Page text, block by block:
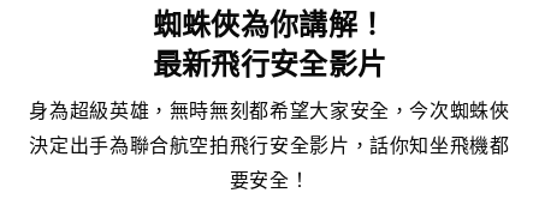
蜘蛛俠為你講解！
最新飛行安全影片
身為超級英雄，無時無刻都希望大家安全，今次蜘蛛俠
決定出手為聯合航空拍飛行安全影片，話你知坐飛機都
要安全！